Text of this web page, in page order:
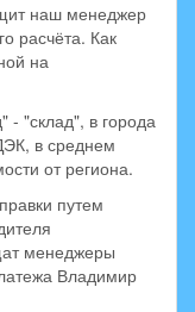
наш менеджер
расчёта. Как
на
- "склад", в города
в среднем
от региона.
путем
менеджеры
Владимир